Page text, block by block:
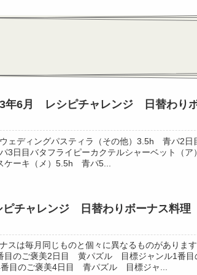
年6月 レシピチャレンジ 日替わり
ェディングパスティラ（その他）3.5h 青パ2日
3日目バタフライピーカクテルシャーベット（
ケーキ（メ）5.5h 青パ5...
チャレンジ 日替わりボーナス料理
スは毎月同じものと個々に異なるものがありま
のご褒美2日目 黄パズル 目標ジャンル1番目
目のご褒美4日目 青パズル 目標ジャ...